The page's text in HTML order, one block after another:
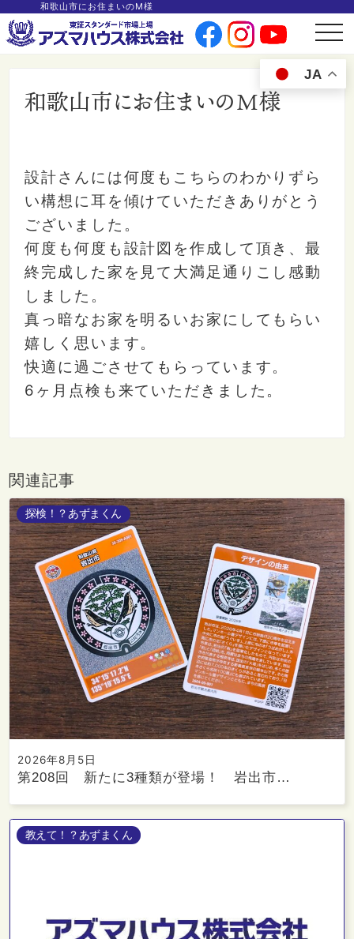
和歌山市にお住まいのM様
t
o
g
l
JA
和歌山市にお住まいのM様
設計さんには何度もこちらのわかりずら
い構想に耳を傾けていただきありがとう
ございました。
何度も何度も設計図を作成して頂き、最
終完成した家を見て大満足通りこし感動
しました。
真っ暗なお家を明るいお家にしてもらい
嬉しく思います。
快適に過ごさせてもらっています。
6ヶ月点検も来ていただきました。
関連記事
探検！？あずまくん
2026年8月5日
第208回 新たに3種類が登場！ 岩出市…
教えて！？あずまくん